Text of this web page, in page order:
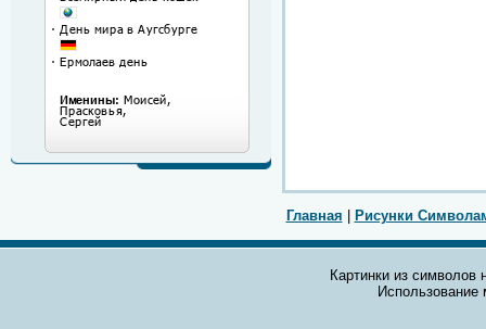
Главная Рисунки
Картинки из символов
Использование